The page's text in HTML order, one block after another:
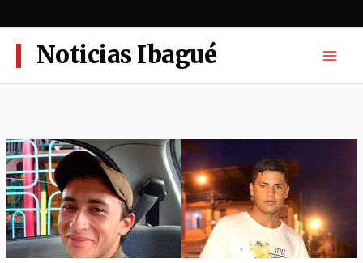
al
contenidoNoticias Ibagué